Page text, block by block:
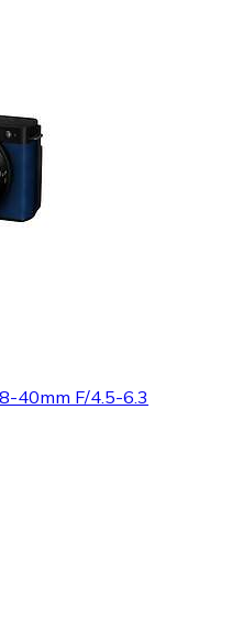
40mm F/4.5-6.3